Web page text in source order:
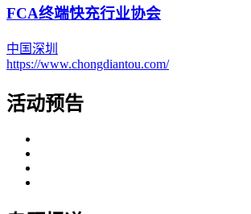
FCA终端快充行业协会
中国深圳